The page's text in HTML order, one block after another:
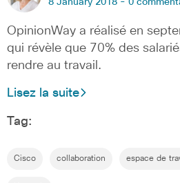
OpinionWay a réalisé en
qui révèle que 70% des
rendre au travail.
Lisez la suite
Tag:
Cisco collaboration espace de